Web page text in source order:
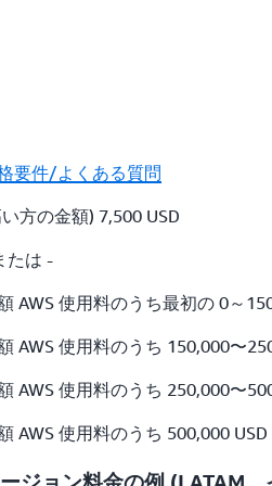
要件/よくある質問
方の金額) 7,500 USD
たは -
AWS 使用料のうち最初の 0～
AWS 使用料のうち 150,000〜
AWS 使用料のうち 250,000〜
AWS 使用料のうち 500,000